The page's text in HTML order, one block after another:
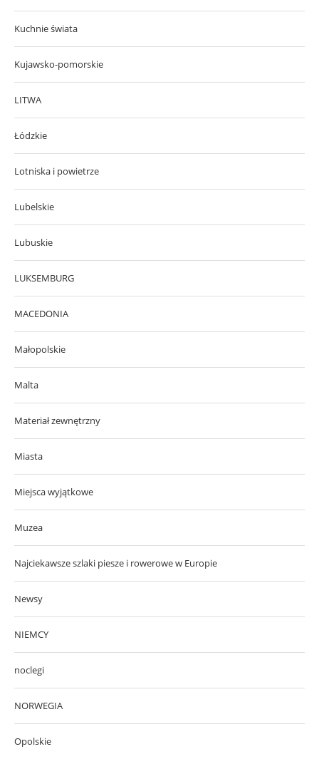
Kuchnie świata
Kujawsko-pomorskie
LITWA
Łódzkie
Lotniska i powietrze
Lubelskie
Lubuskie
LUKSEMBURG
MACEDONIA
Małopolskie
Malta
Materiał zewnętrzny
Miasta
Miejsca wyjątkowe
Muzea
Najciekawsze szlaki piesze i rowerowe w Europie
Newsy
NIEMCY
noclegi
NORWEGIA
Opolskie